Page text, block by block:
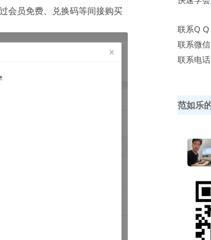
会员免费、兑换码等间接购买
联系Q
联系微
联系电
范如乐